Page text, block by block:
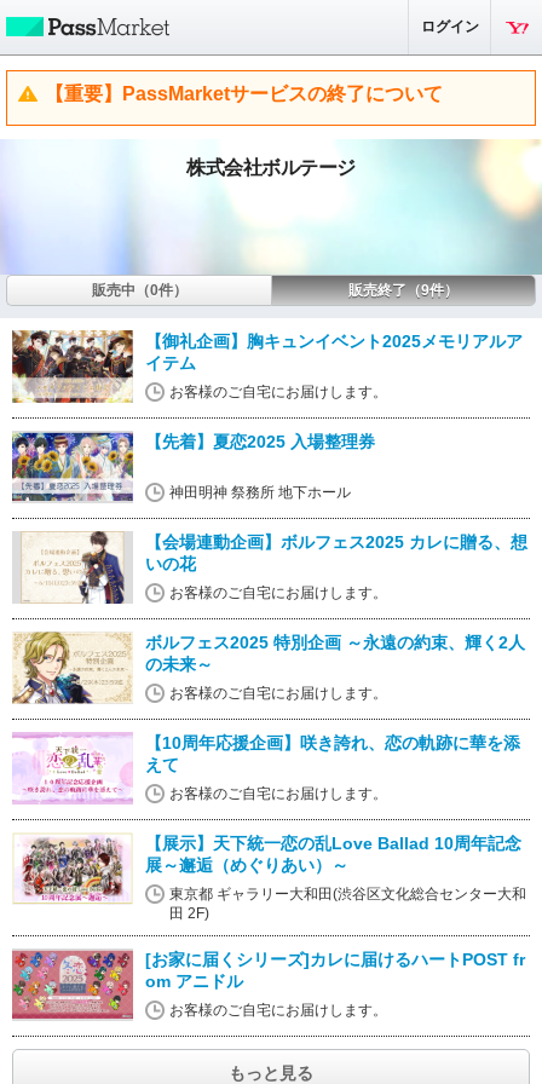
ログイン
【重要】PassMarketサービスの終了について
株式会社ボルテージ
販売中（0件） 販売終了（9件）
【御礼企画】胸キュンイベント2025メモリアルア
イテム
お客様のご自宅にお届けします。
【先着】夏恋2025 入場整理券
神田明神 祭務所 地下ホール
【会場連動企画】ボルフェス2025 カレに贈る、想
いの花
お客様のご自宅にお届けします。
ボルフェス2025 特別企画 ～永遠の約束、輝く2人
の未来～
お客様のご自宅にお届けします。
【10周年応援企画】咲き誇れ、恋の軌跡に華を添
えて
お客様のご自宅にお届けします。
【展示】天下統一恋の乱Love Ballad 10周年記念
展～邂逅（めぐりあい）～
東京都 ギャラリー大和田(渋谷区文化総合センター大和
田 2F)
[お家に届くシリーズ]カレに届けるハートPOST fr
om アニドル
お客様のご自宅にお届けします。
もっと見る